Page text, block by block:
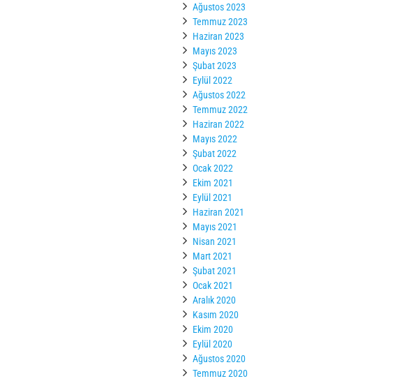
Ağustos 2023
Temmuz 2023
Haziran 2023
Mayıs 2023
Şubat 2023
Eylül 2022
Ağustos 2022
Temmuz 2022
Haziran 2022
Mayıs 2022
Şubat 2022
Ocak 2022
Ekim 2021
Eylül 2021
Haziran 2021
Mayıs 2021
Nisan 2021
Mart 2021
Şubat 2021
Ocak 2021
Aralık 2020
Kasım 2020
Ekim 2020
Eylül 2020
Ağustos 2020
Temmuz 2020